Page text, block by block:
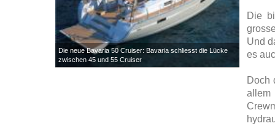
Die neue Bavaria 50 Cruiser: Bavaria schliesst die Lücke
zwischen 45 und 55 Cruiser
Die
Und
es
Doch